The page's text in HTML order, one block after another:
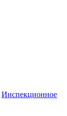
Инспекционное